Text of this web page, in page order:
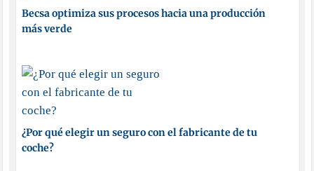
Becsa optimiza sus procesos hacia una producción
más verde
¿Por qué elegir un seguro con el fabricante de tu
coche?